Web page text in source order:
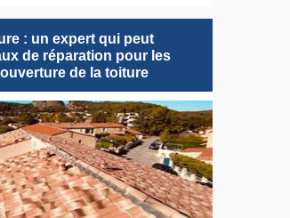
: un expert qui peut
de réparation pour les
de la toiture